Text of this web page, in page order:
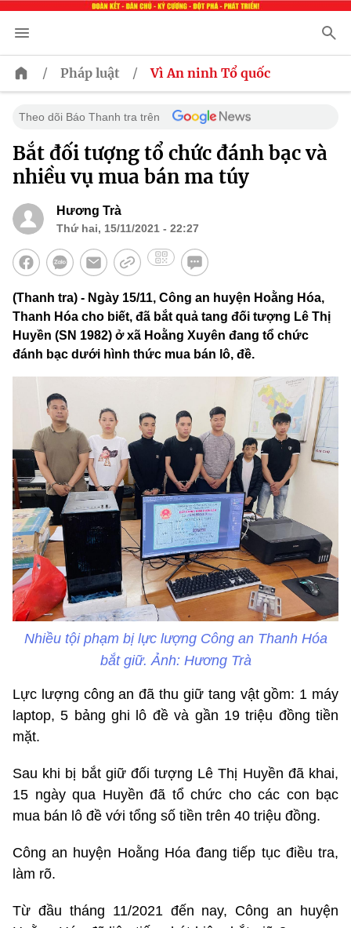
/ Pháp luật / Vì An ninh Tổ quốc
Theo dõi Báo Thanh tra trên
Bắt đối tượng tổ chức đánh bạc và
nhiều vụ mua bán ma túy
Hương Trà
Thứ hai, 15/11/2021 - 22:27
(Thanh tra) - Ngày 15/11, Công an huyện Hoằng Hóa,
Thanh Hóa cho biết, đã bắt quả tang đối tượng Lê Thị
Huyền (SN 1982) ở xã Hoằng Xuyên đang tổ chức
đánh bạc dưới hình thức mua bán lô, đề.
Nhiều tội phạm bị lực lượng Công an Thanh Hóa
bắt giữ. Ảnh: Hương Trà
Lực lượng công an đã thu giữ tang vật gồm: 1 máy
laptop, 5 bảng ghi lô đề và gần 19 triệu đồng tiền
mặt.
Sau khi bị bắt giữ đối tượng Lê Thị Huyền đã khai,
15 ngày qua Huyền đã tổ chức cho các con bạc
mua bán lô đề với tổng số tiền trên 40 triệu đồng.
Công an huyện Hoằng Hóa đang tiếp tục điều tra,
làm rõ.
Từ đầu tháng 11/2021 đến nay, Công an huyện